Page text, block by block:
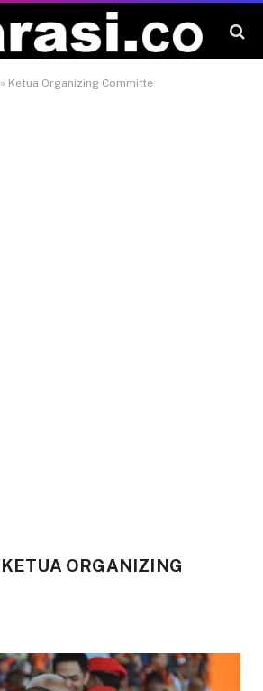
» Ketua Organizing Committe
KETUA ORGANIZING